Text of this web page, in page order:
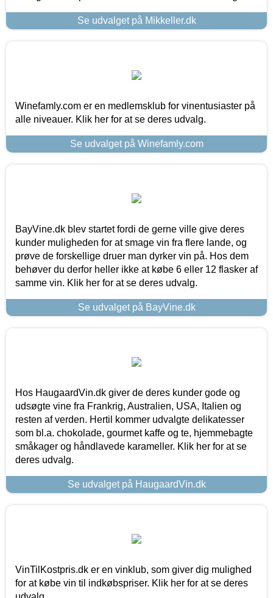
Se udvalget på Mikkeller.dk
Winefamly.com er en medlemsklub for vinentusiaster på
alle niveauer. Klik her for at se deres udvalg.
Se udvalget på Winefamly.com
BayVine.dk blev startet fordi de gerne ville give deres
kunder muligheden for at smage vin fra flere lande, og
prøve de forskellige druer man dyrker vin på. Hos dem
behøver du derfor heller ikke at købe 6 eller 12 flasker af
samme vin. Klik her for at se deres udvalg.
Se udvalget på BayVine.dk
Hos HaugaardVin.dk giver de deres kunder gode og
udsøgte vine fra Frankrig, Australien, USA, Italien og
resten af verden. Hertil kommer udvalgte delikatesser
som bl.a. chokolade, gourmet kaffe og te, hjemmebagte
småkager og håndlavede karameller. Klik her for at se
deres udvalg.
Se udvalget på HaugaardVin.dk
VinTilKostpris.dk er en vinklub, som giver dig mulighed
for at købe vin til indkøbspriser. Klik her for at se deres